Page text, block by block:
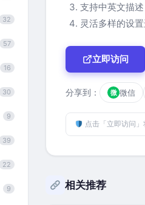
32
57
16
30
9
39
22
9
支持中英文描
灵活多样的设
立即访问
分享到： 微 微信
点击「立即访问
相关推荐